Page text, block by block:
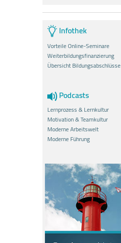
Infothek
Vorteile Online-Seminare
Weiterbildungsfinanzierung
Übersicht Bildungsabschlüsse
Podcasts
Lernprozess & Lernkultur
Motivation & Teamkultur
Moderne Arbeitswelt
Moderne Führung